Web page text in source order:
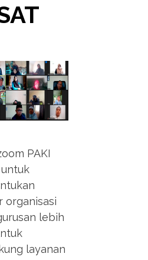
PAKI
untuk
organisasi
lebih
layanan